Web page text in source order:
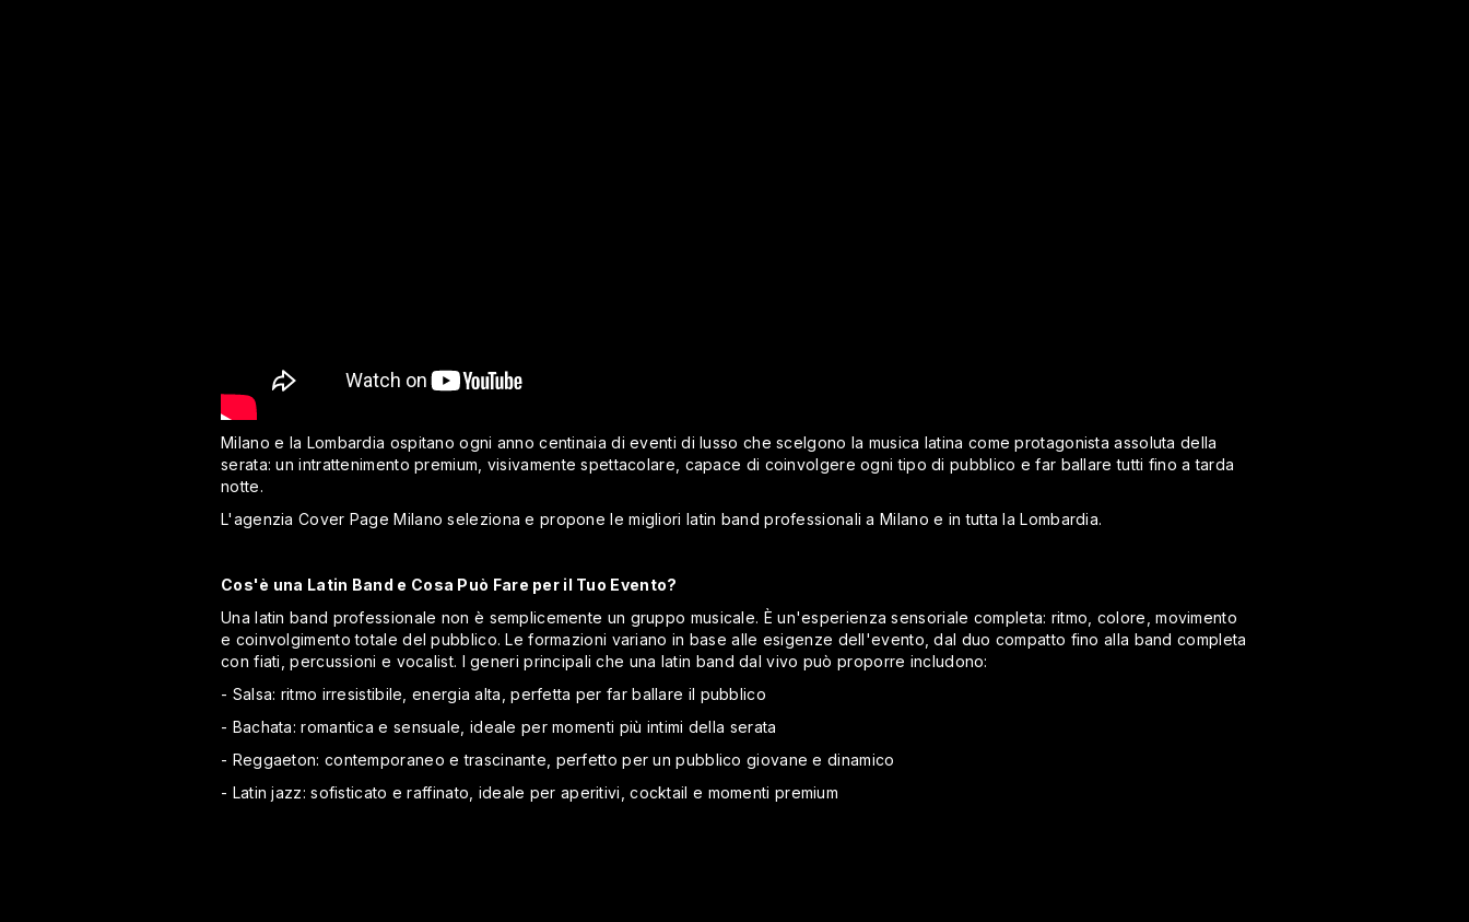
Milano e la Lombardia ospitano ogni anno centinaia di eventi di lusso che scelgono la musica latina come protagonista assoluta della
serata: un intrattenimento premium, visivamente spettacolare, capace di coinvolgere ogni tipo di pubblico e far ballare tutti fino a tarda
notte.
L'agenzia Cover Page Milano seleziona e propone le migliori latin band professionali a Milano e in tutta la Lombardia.
Cos'è una Latin Band e Cosa Può Fare per il Tuo Evento?
Una latin band professionale non è semplicemente un gruppo musicale. È un'esperienza sensoriale completa: ritmo, colore, movimento
e coinvolgimento totale del pubblico. Le formazioni variano in base alle esigenze dell'evento, dal duo compatto fino alla band completa
con fiati, percussioni e vocalist. I generi principali che una latin band dal vivo può proporre includono:
- Salsa: ritmo irresistibile, energia alta, perfetta per far ballare il pubblico
- Bachata: romantica e sensuale, ideale per momenti più intimi della serata
- Reggaeton: contemporaneo e trascinante, perfetto per un pubblico giovane e dinamico
- Latin jazz: sofisticato e raffinato, ideale per aperitivi, cocktail e momenti premium